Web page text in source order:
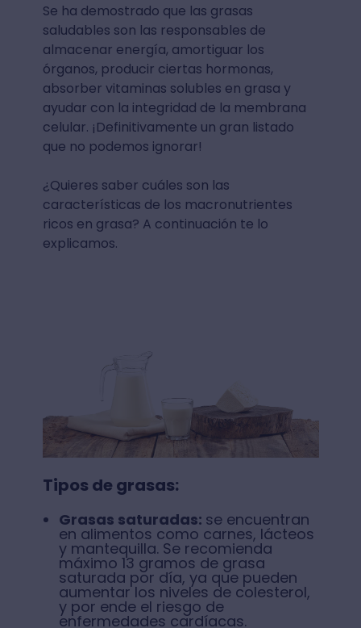
Se ha demostrado que las grasas
saludables son las responsables de
almacenar energía, amortiguar los
órganos, producir ciertas hormonas,
absorber vitaminas solubles en grasa y
ayudar con la integridad de la membrana
celular. ¡Definitivamente un gran listado
que no podemos ignorar!
¿Quieres saber cuáles son las
características de los macronutrientes
ricos en grasa? A continuación te lo
explicamos.
Tipos de grasas:
Grasas saturadas: se encuentran
en alimentos como carnes, lácteos
y mantequilla. Se recomienda
máximo 13 gramos de grasa
saturada por día, ya que pueden
aumentar los niveles de colesterol,
y por ende el riesgo de
enfermedades cardíacas.